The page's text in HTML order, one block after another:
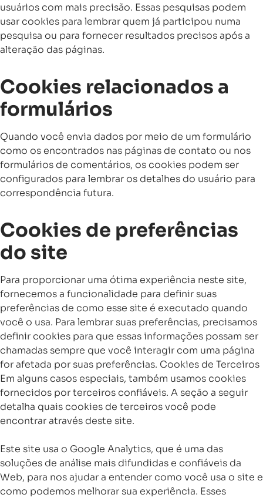
usuários com mais precisão. Essas pesquisas podem
usar cookies para lembrar quem já participou numa
pesquisa ou para fornecer resultados precisos após a
alteração das páginas.
Cookies relacionados a
formulários
Quando você envia dados por meio de um formulário
como os encontrados nas páginas de contato ou nos
formulários de comentários, os cookies podem ser
configurados para lembrar os detalhes do usuário para
correspondência futura.
Cookies de preferências
do site
Para proporcionar uma ótima experiência neste site,
fornecemos a funcionalidade para definir suas
preferências de como esse site é executado quando
você o usa. Para lembrar suas preferências, precisamos
definir cookies para que essas informações possam ser
chamadas sempre que você interagir com uma página
for afetada por suas preferências. Cookies de Terceiros
Em alguns casos especiais, também usamos cookies
fornecidos por terceiros confiáveis. A seção a seguir
detalha quais cookies de terceiros você pode
encontrar através deste site.
Este site usa o Google Analytics, que é uma das
soluções de análise mais difundidas e confiáveis ​​da
Web, para nos ajudar a entender como você usa o site e
como podemos melhorar sua experiência. Esses